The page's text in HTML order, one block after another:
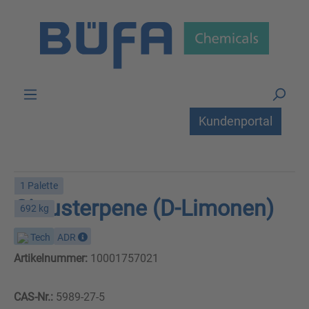
Kundenportal
1 Palette
692 kg
Citrusterpene (D-Limonen)
Tech ADR
Artikelnummer: 10001757021
CAS-Nr.: 5989-27-5